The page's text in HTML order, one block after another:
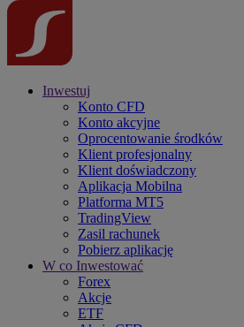
Inwestuj
Konto CFD
Konto akcyjne
Oprocentowanie środków
Klient profesjonalny
Klient doświadczony
Aplikacja Mobilna
Platforma MT5
TradingView
Zasil rachunek
Pobierz aplikację
W co Inwestować
Forex
Akcje
ETF